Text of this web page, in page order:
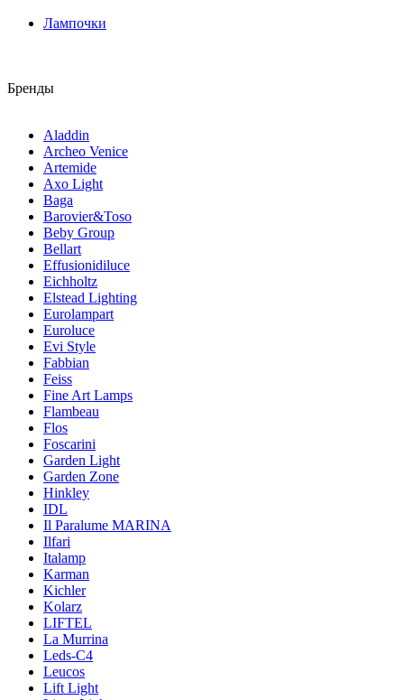
Лампочки
Бренды
Aladdin
Archeo Venice
Artemide
Axo Light
Baga
Barovier&Toso
Beby Group
Bellart
Effusionidiluce
Eichholtz
Elstead Lighting
Eurolampart
Euroluce
Evi Style
Fabbian
Feiss
Fine Art Lamps
Flambeau
Flos
Foscarini
Garden Light
Garden Zone
Hinkley
IDL
Il Paralume MARINA
Ilfari
Italamp
Karman
Kichler
Kolarz
LIFTEL
La Murrina
Leds-C4
Leucos
Lift Light